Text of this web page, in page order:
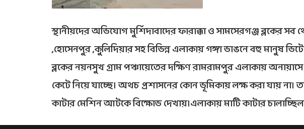
স্থানীয়দের অভিযোগ মুর্শিদাবাদের ফারাক্কা ও সামসেরগঞ্জ ব্লকের সব
,হোসেনপুর ,কুলিদিয়ার সহ বিভিন্ন এলাকায় গঙ্গা ভাঙনে বহু মানুষ ভিটে
ব্লকের নয়নসুখ গ্রাম পঞ্চায়েতের দক্ষিণ রামরামপুর এলাকায় অনায়াসে
কেটে নিয়ে যাচ্ছে। অথচ প্রশাসনের কোন ভূমিকায় লক্ষ করা যায় না।
কাটার মেশিন আটকে বিক্ষোভ দেখায়।এলাকায় মাটি কাটার চালাচ্ছিল